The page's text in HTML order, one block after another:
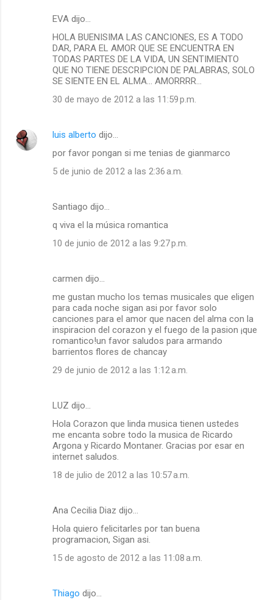
EVA dijo…
HOLA BUENISIMA LAS CANCIONES, ES A TODO
DAR, PARA EL AMOR QUE SE ENCUENTRA EN
TODAS PARTES DE LA VIDA, UN SENTIMIENTO
QUE NO TIENE DESCRIPCION DE PALABRAS, SOLO
SE SIENTE EN EL ALMA... AMORRRR...
30 de mayo de 2012 a las 11:59 p.m.
luis alberto dijo…
por favor pongan si me tenias de gianmarco
5 de junio de 2012 a las 2:36 a.m.
Santiago dijo…
q viva el la música romantica
10 de junio de 2012 a las 9:27 p.m.
carmen dijo…
me gustan mucho los temas musicales que eligen
para cada noche sigan asi por favor solo
canciones para el amor que nacen del alma con la
inspiracion del corazon y el fuego de la pasion ¡que
romantico!un favor saludos para armando
barrientos flores de chancay
29 de junio de 2012 a las 1:12 a.m.
LUZ dijo…
Hola Corazon que linda musica tienen ustedes
me encanta sobre todo la musica de Ricardo
Argona y Ricardo Montaner. Gracias por esar en
internet saludos.
18 de julio de 2012 a las 10:57 a.m.
Ana Cecilia Diaz dijo…
Hola quiero felicitarles por tan buena
programacion, Sigan asi.
15 de agosto de 2012 a las 11:08 a.m.
Thiago dijo…